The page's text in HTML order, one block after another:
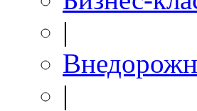
|
|